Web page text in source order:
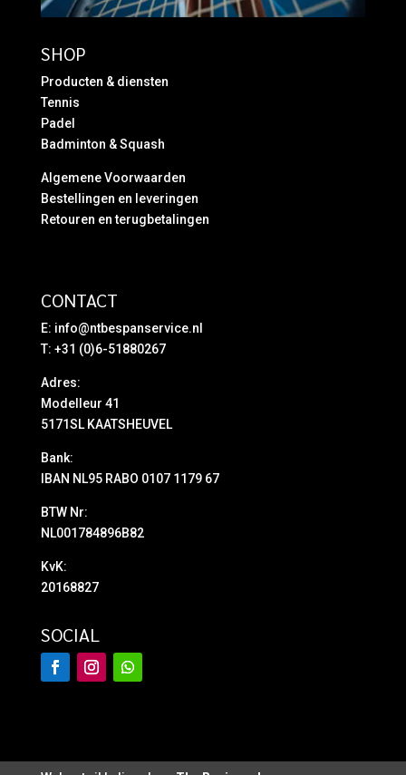
SHOP
Producten & diensten
Tennis
Padel
Badminton & Squash
Algemene Voorwaarden
Bestellingen en leveringen
Retouren en terugbetalingen
CONTACT
E: info@ntbespanservice.nl
T: +31 (0)6-51880267
Adres:
Modelleur 41
5171SL KAATSHEUVEL
Bank:
IBAN NL95 RABO 0107 1179 67
BTW Nr:
NL001784896B82
KvK:
20168827
SOCIAL